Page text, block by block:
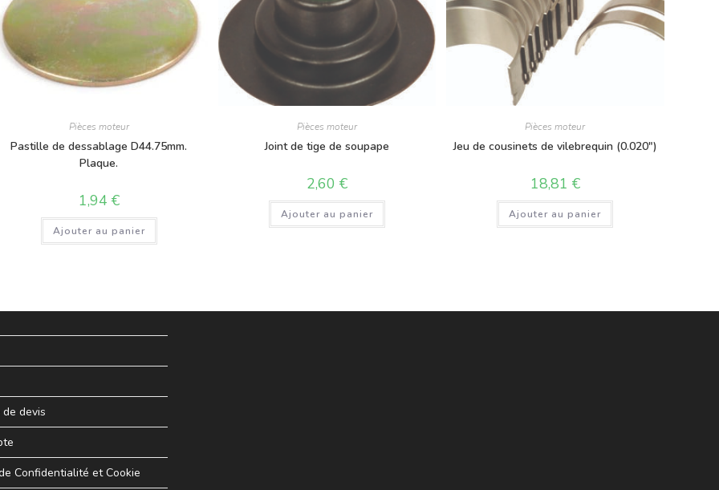
Pièces moteur
Pastille de dessablage D44.75mm.
Plaque.
1,94 €
Ajouter au panier
Pièces moteur
Joint de tige de soupape
2,60 €
Ajouter au panier
Pièces moteur
Jeu de cousinets de vilebrequin (0.020″)
18,81 €
Ajouter au panier
devis
Confidentialité et Cookie